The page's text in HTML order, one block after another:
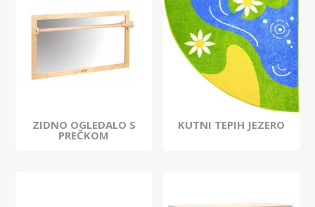
ZIDNO OGLEDALO S
PREČKOM
KUTNI TEPIH JEZERO